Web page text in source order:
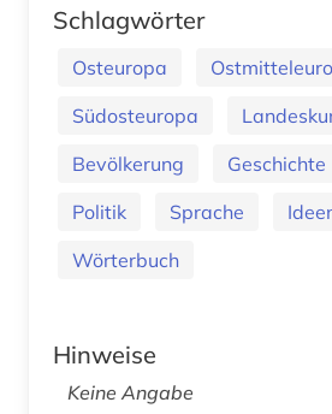
Schlagwörter
Osteuropa
Südosteuropa
Bevölkerung
Geschichte
Politik
Sprache
Wörterbuch
Hinweise
Keine Angabe